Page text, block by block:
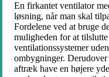
En firkantet ventilator
løsning, når man skal
Fordelene ved at bruge
muligheden for at
ventilationssystemer
ombygninger.
aftræk have en højere